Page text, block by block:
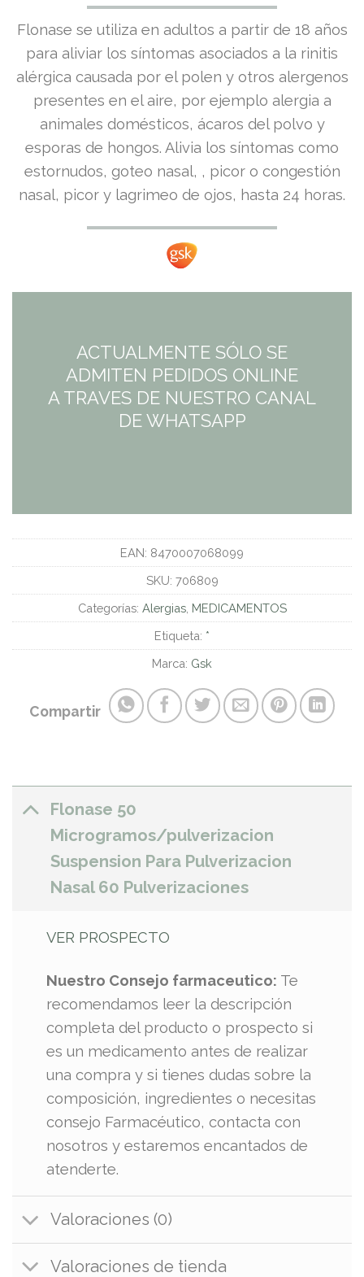
El
precio
original
era:
14,99€.
El
precio
actual
es:
13,49€.
Flonase se utiliza en adultos a partir de 18 años
para aliviar los síntomas asociados a la rinitis
alérgica causada por el polen y otros alergenos
presentes en el aire, por ejemplo alergia a
animales domésticos, ácaros del polvo y
esporas de hongos. Alivia los síntomas como
estornudos, goteo nasal, , picor o congestión
nasal, picor y lagrimeo de ojos, hasta 24 horas.
ACTUALMENTE SÓLO SE
ADMITEN PEDIDOS ONLINE
A TRAVES DE NUESTRO CANAL
DE WHATSAPP
EAN: 8470007068099
SKU: 706809
Categorías: Alergias, MEDICAMENTOS
Etiqueta: *
Marca: Gsk
Compartir
Flonase 50
Microgramos/pulverizacion
Suspension Para Pulverizacion
Nasal 60 Pulverizaciones
VER PROSPECTO
Nuestro Consejo farmaceutico: Te
recomendamos leer la descripción
completa del producto o prospecto si
es un medicamento antes de realizar
una compra y si tienes dudas sobre la
composición, ingredientes o necesitas
consejo Farmacéutico, contacta con
nosotros y estaremos encantados de
atenderte.
Valoraciones (0)
Valoraciones de tienda